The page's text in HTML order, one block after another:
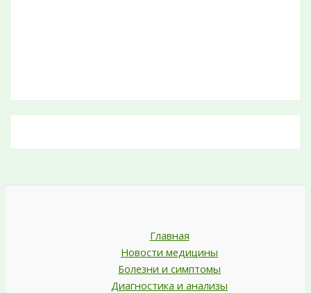
Главная
Новости медицины
Болезни и симптомы
Диагностика и анализы